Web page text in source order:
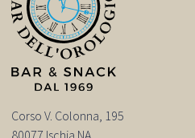
Corso V. Colonna, 195